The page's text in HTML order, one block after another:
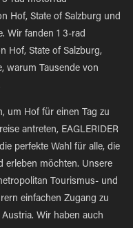
Hof, State of Salzburg und
Wir fanden 1 3-rad
Hof, State of Salzburg,
warum Tausende von
um Hof für einen Tag zu
antreten, EAGLERIDER
perfekte Wahl für alle, die
erleben möchten. Unsere
Tourismus- und
einfachen Zugang zu
Wir haben auch